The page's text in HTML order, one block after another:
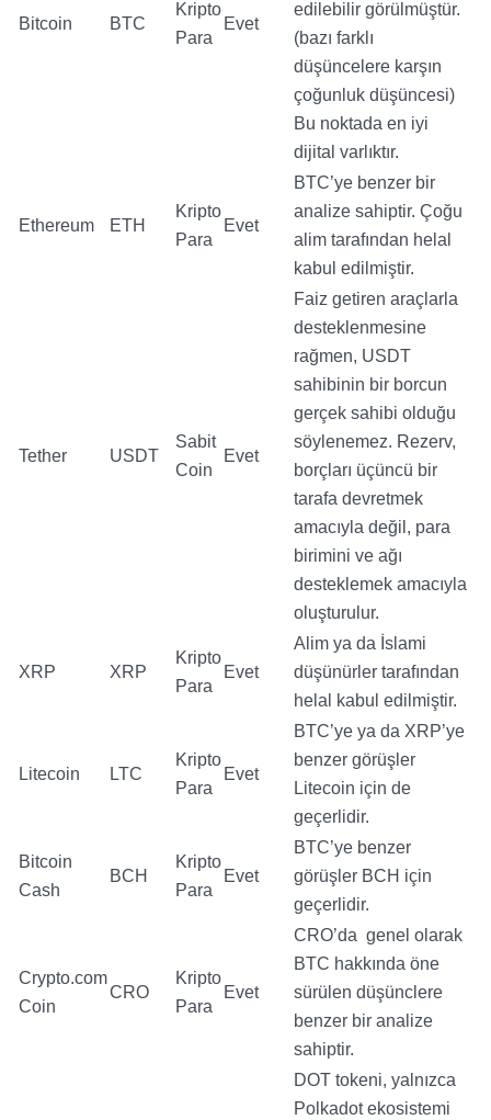
Bitcoin BTC
Kripto
Para
Evet
edilebilir görülmüştür.
(bazı farklı
düşüncelere karşın
çoğunluk düşüncesi)
Bu noktada en iyi
dijital varlıktır.
Ethereum ETH
Kripto
Para
Evet
BTC’ye benzer bir
analize sahiptir. Çoğu
alim tarafından helal
kabul edilmiştir.
Tether USDT
Sabit
Coin
Evet
Faiz getiren araçlarla
desteklenmesine
rağmen, USDT
sahibinin bir borcun
gerçek sahibi olduğu
söylenemez. Rezerv,
borçları üçüncü bir
tarafa devretmek
amacıyla değil, para
birimini ve ağı
desteklemek amacıyla
oluşturulur.
XRP XRP
Kripto
Para
Evet
Alim ya da İslami
düşünürler tarafından
helal kabul edilmiştir.
Litecoin LTC
Kripto
Para
Evet
BTC’ye ya da XRP’ye
benzer görüşler
Litecoin için de
geçerlidir.
Bitcoin
Cash
BCH
Kripto
Para
Evet
BTC’ye benzer
görüşler BCH için
geçerlidir.
Crypto.com
Coin
CRO
Kripto
Para
Evet
CRO’da genel olarak
BTC hakkında öne
sürülen düşünclere
benzer bir analize
sahiptir.
DOT tokeni, yalnızca
Polkadot ekosistemi